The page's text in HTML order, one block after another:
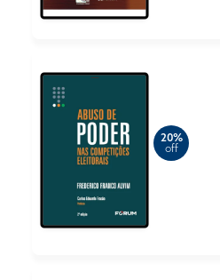
20%
off